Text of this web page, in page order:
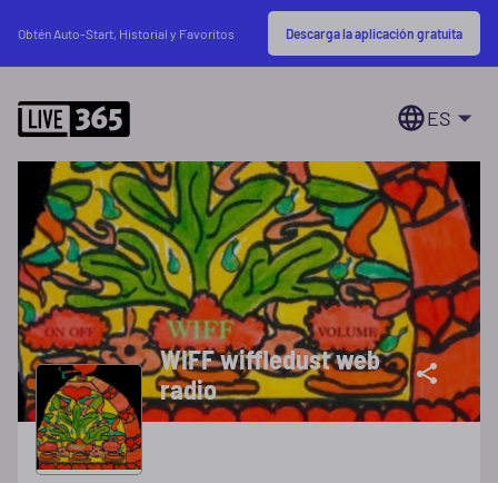
Obtén Auto-Start, Historial y Favoritos Descarga la aplicación gratuita
ES
WIFF wiffledust web
radio